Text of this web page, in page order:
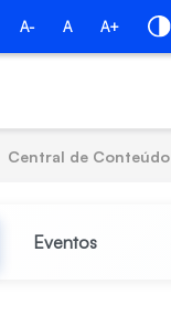
A- A A+
Central de Conteúdo
Eventos